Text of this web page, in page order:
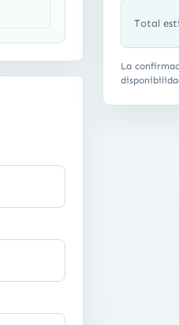
Total
La